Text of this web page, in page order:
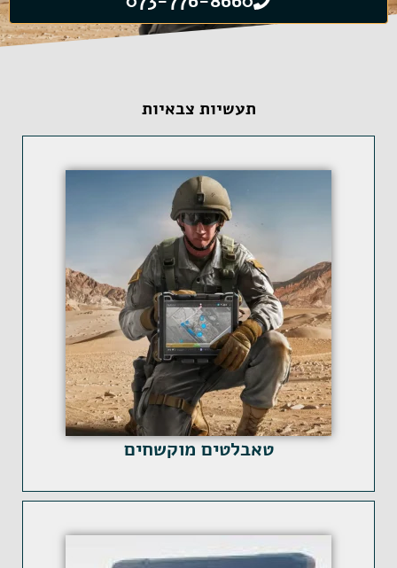
תעשיות צבאיות
טאבלטים מוקשחים